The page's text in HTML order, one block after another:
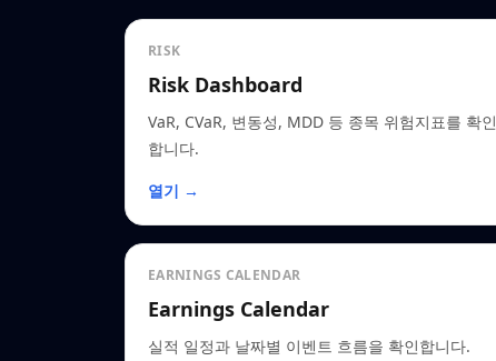
RISK
Risk Dashboard
VaR, CVaR, 변동성, MDD 등 종목 위험지표를 확인
합니다.
열기 →
EARNINGS CALENDAR
Earnings Calendar
실적 일정과 날짜별 이벤트 흐름을 확인합니다.